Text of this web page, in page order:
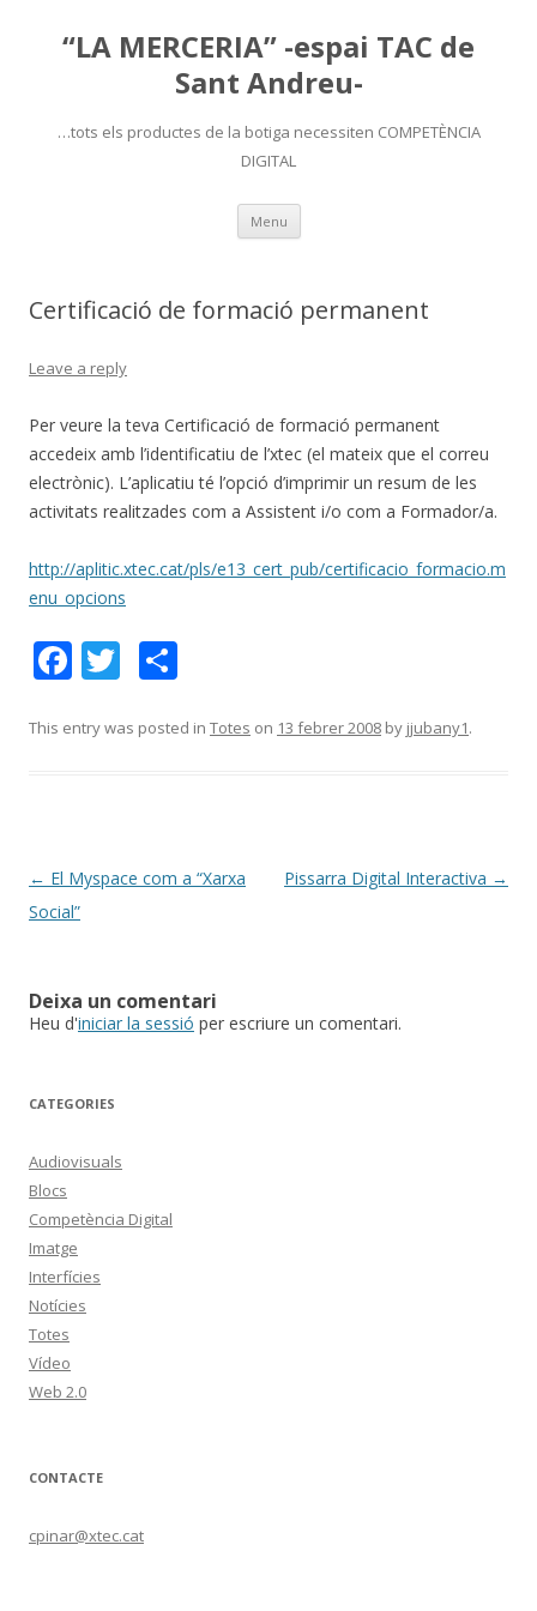
“LA MERCERIA” -espai TAC de
Sant Andreu-
…tots els productes de la botiga necessiten COMPETÈNCIA
DIGITAL
Menu Skip
content
Certificació de formació permanent
Leave a reply
Per veure la teva Certificació de formació permanent
accedeix amb l’identificatiu de l’xtec (el mateix que el correu
electrònic). L’aplicatiu té l’opció d’imprimir un resum de les
activitats realitzades com a Assistent i/o com a Formador/a.
http://aplitic.xtec.cat/pls/e13_cert_pub/certificacio_formacio.m
enu_opcions
F
e
k
T
itt m
ix
This entry was posted in Totes on 13 febrer 2008 by jjubany1.
Post
navigation
← El Myspace com a “Xarxa
Social”
Pissarra Digital Interactiva →
Deixa un comentari
Heu d'iniciar la sessió per escriure un comentari.
CATEGORIES
Audiovisuals
Blocs
Competència Digital
Imatge
Interfícies
Notícies
Totes
Vídeo
Web 2.0
CONTACTE
cpinar@xtec.cat